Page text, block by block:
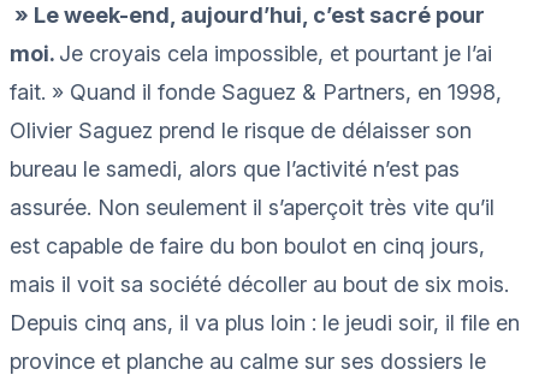
» Le week-end, aujourd’hui, c’est sacré pour
moi. Je croyais cela impossible, et pourtant je l’ai
fait. » Quand il fonde Saguez & Partners, en 1998,
Olivier Saguez prend le risque de délaisser son
bureau le samedi, alors que l’activité n’est pas
assurée. Non seulement il s’aperçoit très vite qu’il
est capable de faire du bon boulot en cinq jours,
mais il voit sa société décoller au bout de six mois.
Depuis cinq ans, il va plus loin : le jeudi soir, il file en
province et planche au calme sur ses dossiers le